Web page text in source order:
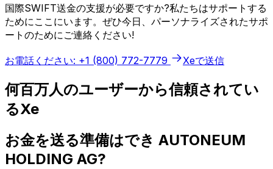
国際SWIFT送金の支援が必要ですか?私たちはサポートする
ためにここにいます。ぜひ今日、パーソナライズされたサポ
ートのためにご連絡ください!
お電話ください: +1 (800) 772-7779 Xeで送信
何百万人のユーザーから信頼されてい
るXe
お金を送る準備はでき AUTONEUM
HOLDING AG?